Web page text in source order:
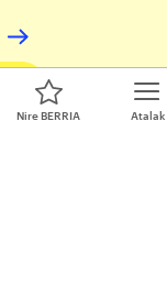
Atalak
Nire BERRIA